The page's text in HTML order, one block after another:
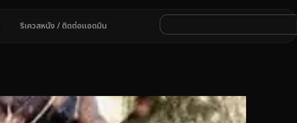
รีเควสหนัง / ติดต่อแอดมิน